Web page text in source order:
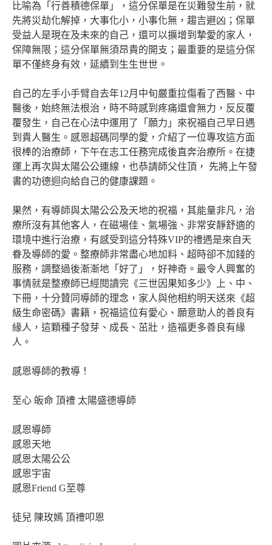
比喻為「行善積德保單」，這分保單是在災難發生前，就
先將災劫化解掉，大事化小，小事化無，趨吉避凶；保單
受益人是現在及未來的自己，還可以擴增到摯愛的家人，
保障無限；這分保單無須昂貴的開支；最重要的是這分保
單不僅終身有效，延續到生生世世。
自己的左手小手臂自去年12月中旬嚴重拉傷看了西醫、中
醫後，始終無法根治，時不時感到疼痛還會無力，反反覆
覆發生，自己在心法中運用了「願力」來祝福自己早日遇
到貴人醫生。感恩超碼同學的愛，介紹了一位專攻這方面
很棒的治療師，下午在志工任務完成後直奔治療所。在捷
運上再次與太陽公公連線，也恭請師父住頂， 先將上午發
書的功德迴向給自己的健康課題。
果然，有導師與太陽公公及天地的祝福，其能量非凡，治
療所沒有其他客人，在磁場佳、氣場強、非常安靜舒適的
環境中進行治療，有感受到這分特殊VIP的禮遇是來自天
眷及導師的愛。整療師非常盡心地加料、超時卻不加錢的
服務，調整過後漸漸地「好了」，好神奇。最令人興奮的
事情就是整療師已經閱讀完《三世因果知多少》上、中、
下冊，十分贊同導師的理念，家人與他相約明天送來《超
級生命密碼》書籍，祝福這位有愛心、願意助人的善良有
緣人，這顆種子發芽、成長、茁壯，造福更多善良有緣
人。
感恩導師的教導！
至心 皈命 頂禮 太陽盛德導師
感恩導師
感恩天地
感恩太陽公公
感恩宇宙
感恩Friend G至尊
徒兒 陳玫嫣 頂禮叩恩